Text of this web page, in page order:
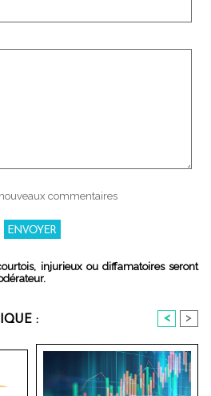
commentaires
injurieux ou diffamatoires seront
: < >